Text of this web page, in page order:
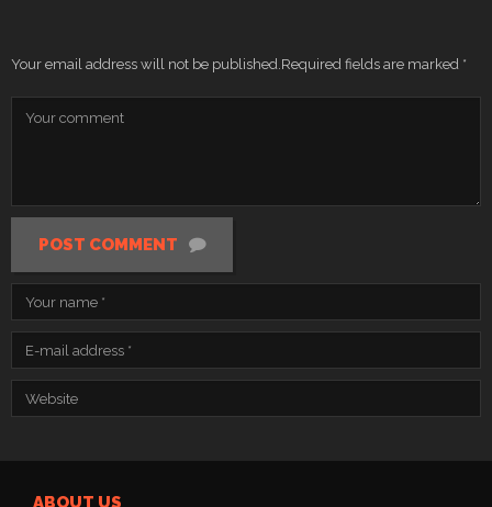
Your email address will not be published.Required fields are marked *
POST COMMENT
ABOUT US